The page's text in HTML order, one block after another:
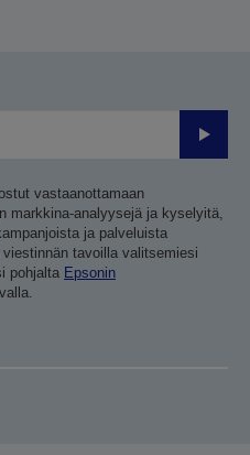
Lähetä
vastaanottamaan
markkina-analyysejä ja kyselyitä,
ja palveluista
tavoilla valitsemiesi
pohjalta Epsonin